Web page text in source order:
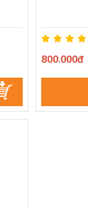
800.000đ